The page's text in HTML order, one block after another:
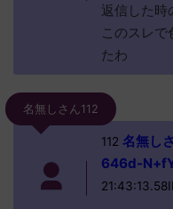
返信した時
このスレで
たわ
名無しさん112
112 名無し
646d-